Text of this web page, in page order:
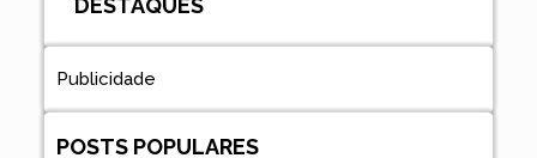
DESTAQUES
Publicidade
POSTS POPULARES